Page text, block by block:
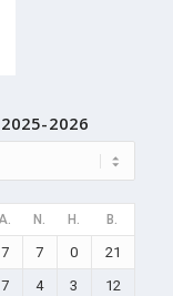
2026
N. H. B.
7 7 0
21
7 4 3
12